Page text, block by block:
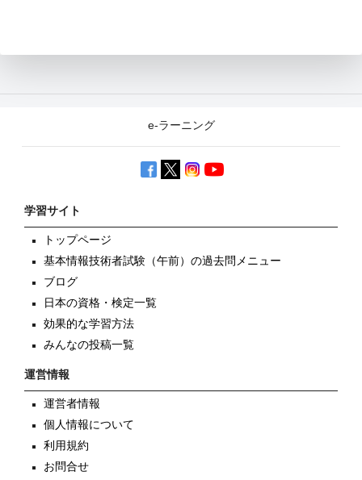
e-ラーニング
学習サイト
トップページ
基本情報技術者試験（午前）の過去問メニュー
ブログ
日本の資格・検定一覧
効果的な学習方法
みんなの投稿一覧
運営情報
運営者情報
個人情報について
利用規約
お問合せ